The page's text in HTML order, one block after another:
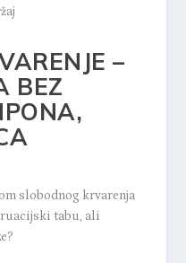
–
BEZ
slobodnog krvarenja
tabu, ali